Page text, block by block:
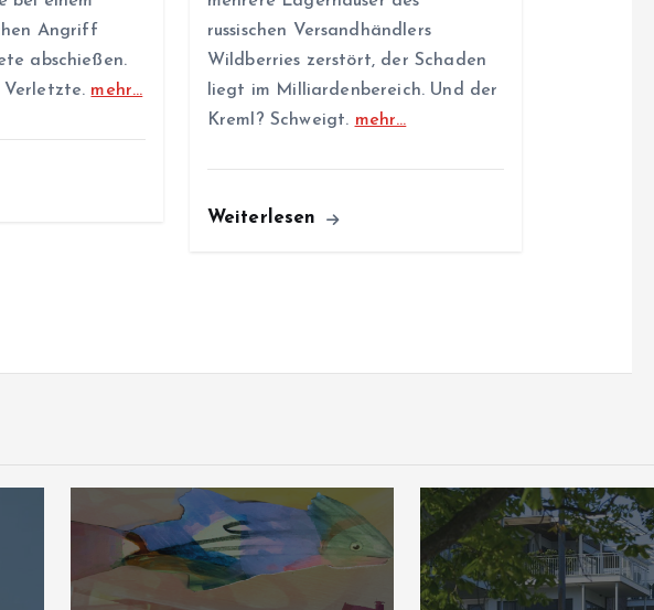
Angriff
abschießen.
Verletzte. mehr…
russischen Versandhändlers
Wildberries zerstört, der Schaden
liegt im Milliardenbereich. Und der
Kreml? Schweigt. mehr…
Weiterlesen